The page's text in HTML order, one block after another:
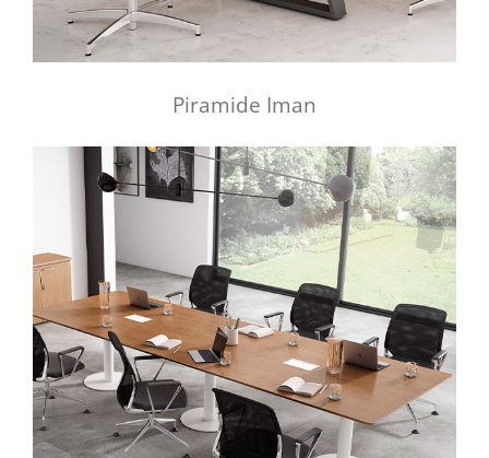
Piramide Iman